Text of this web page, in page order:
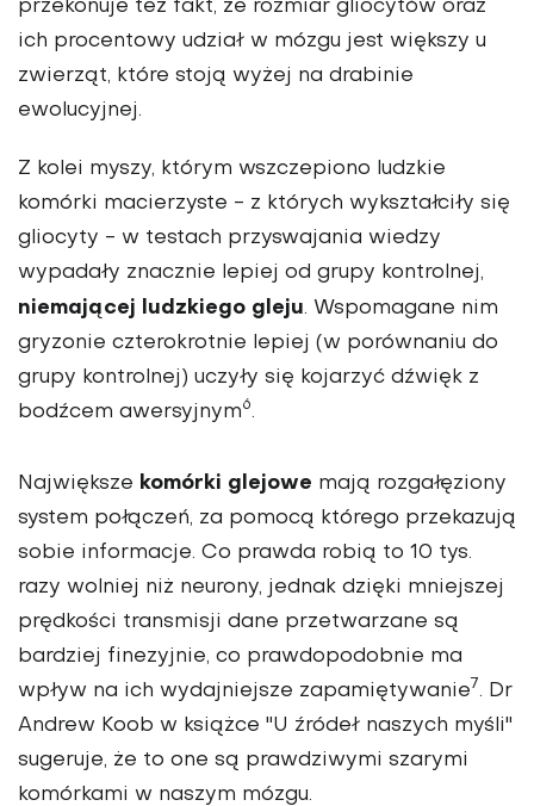
przekonuje też fakt, że rozmiar gliocytów oraz
ich procentowy udział w mózgu jest większy u
zwierząt, które stoją wyżej na drabinie
ewolucyjnej.
Z kolei myszy, którym wszczepiono ludzkie
komórki macierzyste - z których wykształciły się
gliocyty - w testach przyswajania wiedzy
wypadały znacznie lepiej od grupy kontrolnej,
niemającej ludzkiego gleju. Wspomagane nim
gryzonie czterokrotnie lepiej (w porównaniu do
grupy kontrolnej) uczyły się kojarzyć dźwięk z
bodźcem awersyjnym6.
Największe komórki glejowe mają rozgałęziony
system połączeń, za pomocą którego przekazują
sobie informacje. Co prawda robią to 10 tys.
razy wolniej niż neurony, jednak dzięki mniejszej
prędkości transmisji dane przetwarzane są
bardziej finezyjnie, co prawdopodobnie ma
wpływ na ich wydajniejsze zapamiętywanie7. Dr
Andrew Koob w książce "U źródeł naszych myśli"
sugeruje, że to one są prawdziwymi szarymi
komórkami w naszym mózgu.